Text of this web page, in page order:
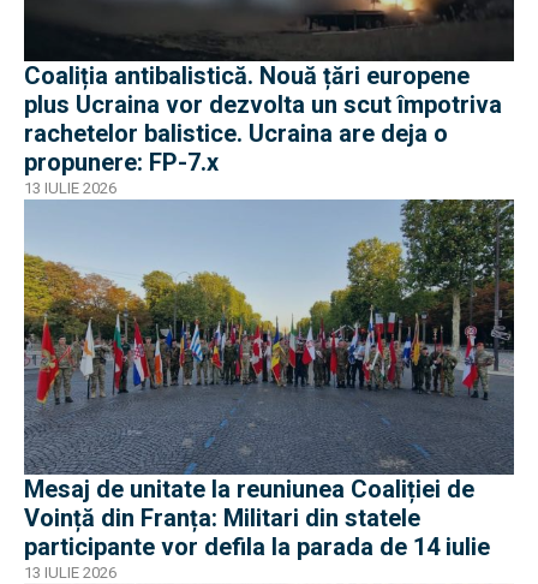
Coaliția antibalistică. Nouă țări europene
plus Ucraina vor dezvolta un scut împotriva
rachetelor balistice. Ucraina are deja o
propunere: FP-7.x
13 IULIE 2026
Mesaj de unitate la reuniunea Coaliției de
Voință din Franța: Militari din statele
participante vor defila la parada de 14 iulie
13 IULIE 2026